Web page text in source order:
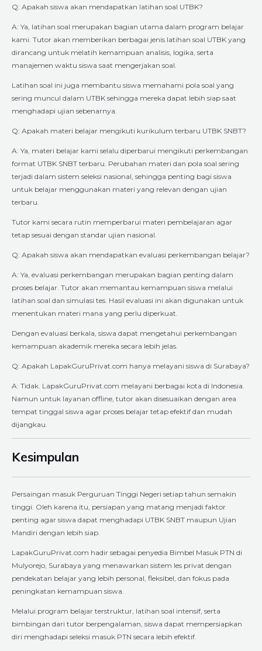
Q: Apakah siswa akan mendapatkan latihan soal UTBK?
A: Ya, latihan soal merupakan bagian utama dalam program belajar
kami. Tutor akan memberikan berbagai jenis latihan soal UTBK yang
dirancang untuk melatih kemampuan analisis, logika, serta
manajemen waktu siswa saat mengerjakan soal.
Latihan soal ini juga membantu siswa memahami pola soal yang
sering muncul dalam UTBK sehingga mereka dapat lebih siap saat
menghadapi ujian sebenarnya.
Q: Apakah materi belajar mengikuti kurikulum terbaru UTBK SNBT?
A: Ya, materi belajar kami selalu diperbarui mengikuti perkembangan
format UTBK SNBT terbaru. Perubahan materi dan pola soal sering
terjadi dalam sistem seleksi nasional, sehingga penting bagi siswa
untuk belajar menggunakan materi yang relevan dengan ujian
terbaru.
Tutor kami secara rutin memperbarui materi pembelajaran agar
tetap sesuai dengan standar ujian nasional.
Q: Apakah siswa akan mendapatkan evaluasi perkembangan belajar?
A: Ya, evaluasi perkembangan merupakan bagian penting dalam
proses belajar. Tutor akan memantau kemampuan siswa melalui
latihan soal dan simulasi tes. Hasil evaluasi ini akan digunakan untuk
menentukan materi mana yang perlu diperkuat.
Dengan evaluasi berkala, siswa dapat mengetahui perkembangan
kemampuan akademik mereka secara lebih jelas.
Q: Apakah LapakGuruPrivat.com hanya melayani siswa di Surabaya?
A: Tidak. LapakGuruPrivat.com melayani berbagai kota di Indonesia.
Namun untuk layanan offline, tutor akan disesuaikan dengan area
tempat tinggal siswa agar proses belajar tetap efektif dan mudah
dijangkau.
Kesimpulan
Persaingan masuk Perguruan Tinggi Negeri setiap tahun semakin
tinggi. Oleh karena itu, persiapan yang matang menjadi faktor
penting agar siswa dapat menghadapi UTBK SNBT maupun Ujian
Mandiri dengan lebih siap.
LapakGuruPrivat.com hadir sebagai penyedia Bimbel Masuk PTN di
Mulyorejo, Surabaya yang menawarkan sistem les privat dengan
pendekatan belajar yang lebih personal, fleksibel, dan fokus pada
peningkatan kemampuan siswa.
Melalui program belajar terstruktur, latihan soal intensif, serta
bimbingan dari tutor berpengalaman, siswa dapat mempersiapkan
diri menghadapi seleksi masuk PTN secara lebih efektif.